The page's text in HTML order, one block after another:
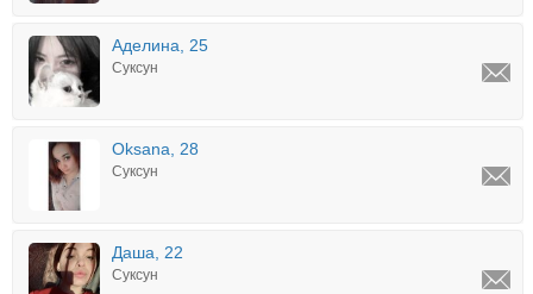
Аделина, 25
Суксун
Oksana, 28
Суксун
Даша, 22
Суксун